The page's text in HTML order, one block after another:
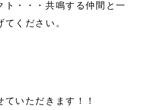
ト・・・共鳴する仲間と一
ください。
いただきます！！